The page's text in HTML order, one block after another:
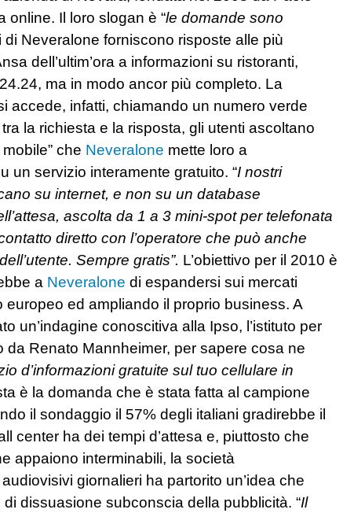
online. Il loro slogan è “le domande sono
di Neveralone forniscono risposte alle più
dell’ultim’ora a informazioni su ristoranti,
ma in modo ancor più completo. La
accede, infatti, chiamando un numero verde
la richiesta e la risposta, gli utenti ascoltano
che Neveralone mette loro a
un servizio interamente gratuito. “I nostri
su internet, e non su un database
ascolta da 1 a 3 mini-spot per telefonata
diretto con l’operatore che può anche
Sempre gratis”. L’obiettivo per il 2010 è
a Neveralone di espandersi sui mercati
ed ampliando il proprio business. A
un’indagine conoscitiva alla Ipso, l’istituto per
Renato Mannheimer, per sapere cosa ne
d’informazioni gratuite sul tuo cellulare in
è la domanda che è stata fatta al campione
il sondaggio il 57% degli italiani gradirebbe il
center ha dei tempi d’attesa e, piuttosto che
appaiono interminabili, la società
giornalieri ha partorito un’idea che
dissuasione subconscia della pubblicità. “Il